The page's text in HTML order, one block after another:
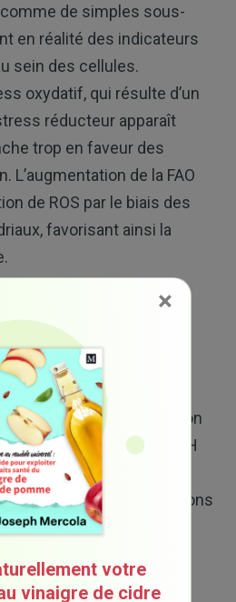
de simples sous-
en réalité des indicateurs
sein des cellules.
oxydatif, qui résulte d’un
réducteur apparaît
trop en faveur des
L’augmentation de la FAO
de ROS par le biais des
favorisant ainsi la
qu’une FAO accrue
provoquant une
qui circulent en sens
connu sous le nom de
à son tour la production
le ratio NAD+/NADH
le stress
permanent d’électrons
perturbant
cellulaire,
la dysfonction et le
×
votre
vinaigre de cidre